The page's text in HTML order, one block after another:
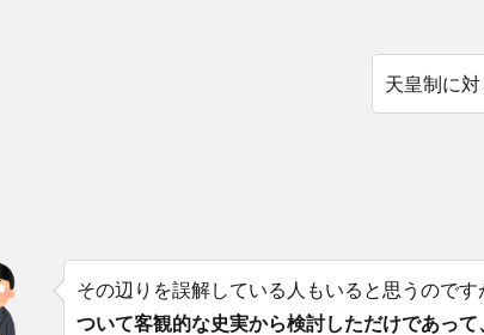
天皇制に
その辺りを誤解している人もいると思うのです
ついて客観的な史実から検討しただけであっ